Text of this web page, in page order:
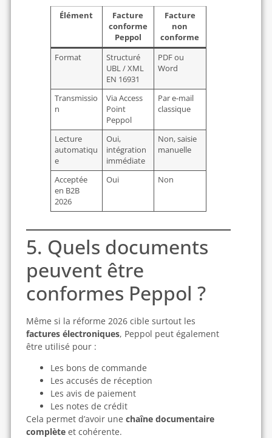
Élément
Facture
conforme
Peppol
Facture
non
conforme
Format
Structuré
UBL / XML
EN 16931
PDF ou
Word
Transmissio
n
Via Access
Point
Peppol
Par e-mail
classique
Lecture
automatiqu
e
Oui,
intégration
immédiate
Non, saisie
manuelle
Acceptée
en B2B
2026
Oui Non
5. Quels documents
peuvent être
conformes Peppol ?
Même si la réforme 2026 cible surtout les
factures électroniques, Peppol peut également
être utilisé pour :
Les bons de commande
Les accusés de réception
Les avis de paiement
Les notes de crédit
Cela permet d’avoir une chaîne documentaire
complèteet cohérente.